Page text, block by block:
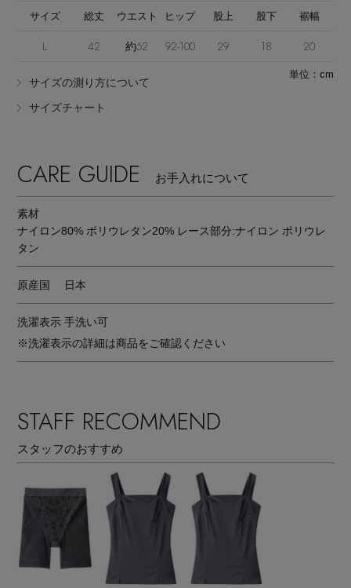
Stay in
ELLE SHOP 公式アプリ
サイズ 総丈 ウエスト ヒップ 股上 股下 裾幅
L 42 約62 92-100 29 18 20
サイズの測り方について
サイズチャート
単位：cm
CARE GUIDE お手入れについて
素材
ナイロン80% ポリウレタン20% レース部分:ナイロン ポリウレ
タン
原産国 日本
洗濯表示 手洗い可
※洗濯表示の詳細は商品をご確認ください
STAFF RECOMMEND
スタッフのおすすめ